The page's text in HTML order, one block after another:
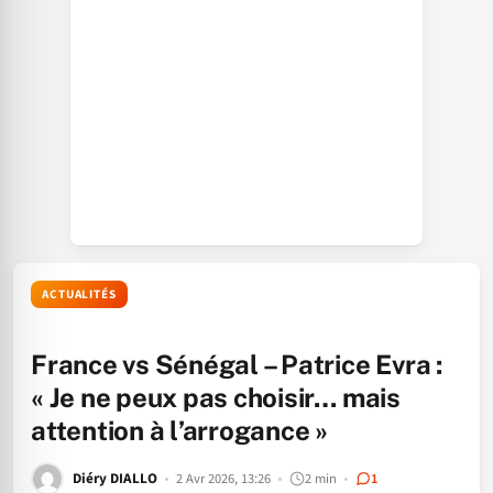
ACTUALITÉS
France vs Sénégal – Patrice Evra :
« Je ne peux pas choisir… mais
attention à l’arrogance »
Diéry DIALLO 2 Avr 2026, 13:26 2 min 1